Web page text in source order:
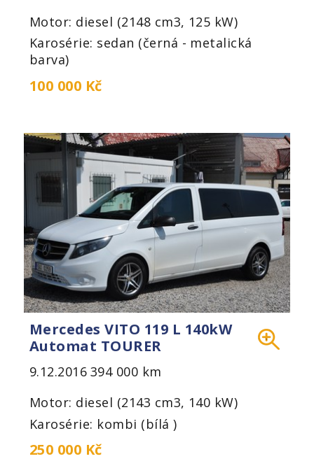
Motor: diesel (2148 cm3, 125 kW)
Karosérie: sedan (černá - metalická
barva)
100 000 Kč
Mercedes VITO 119 L 140kW
Automat TOURER
9.12.2016 394 000 km
Motor: diesel (2143 cm3, 140 kW)
Karosérie: kombi (bílá )
250 000 Kč